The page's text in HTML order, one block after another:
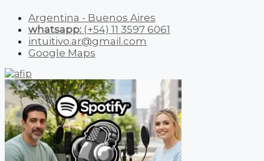
Argentina - Buenos Aires
whatsapp: (+54) 11 3597 6061
intuitivo.ar@gmail.com
Google Maps